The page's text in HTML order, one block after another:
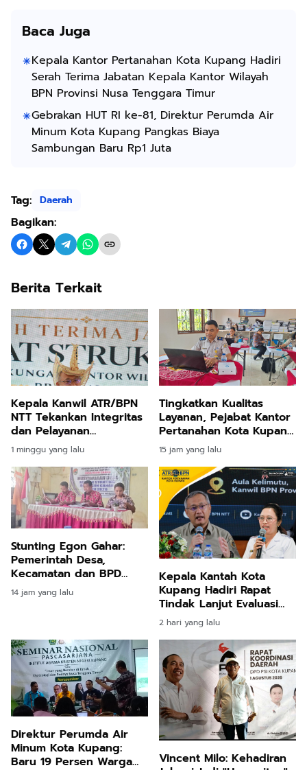
Baca Juga
Kepala Kantor Pertanahan Kota Kupang Hadiri
Serah Terima Jabatan Kepala Kantor Wilayah
BPN Provinsi Nusa Tenggara Timur
Gebrakan HUT RI ke-81, Direktur Perumda Air
Minum Kota Kupang Pangkas Biaya
Sambungan Baru Rp1 Juta
Tag: Daerah
Bagikan:
Berita Terkait
Kepala Kanwil ATR/BPN
NTT Tekankan Integritas
dan Pelayanan
Berempati bagi Seluruh
Jajaran BPN
1 minggu yang lalu
Tingkatkan Kualitas
Layanan, Pejabat Kantor
Pertanahan Kota Kupang
Jalani Penilaian
Kompetensi Transformasi
Pelayanan
15 jam yang lalu
Stunting Egon Gahar:
Pemerintah Desa,
Kecamatan dan BPD
Sepakat Jalankan
Rekomendasi KKN UNIPA
14 jam yang lalu
Kepala Kantah Kota
Kupang Hadiri Rapat
Tindak Lanjut Evaluasi
Kinerja Program dan
Anggaran Triwulan II
Tahun 2026
2 hari yang lalu
Direktur Perumda Air
Minum Kota Kupang:
Baru 19 Persen Warga
Vincent Milo: Kehadiran